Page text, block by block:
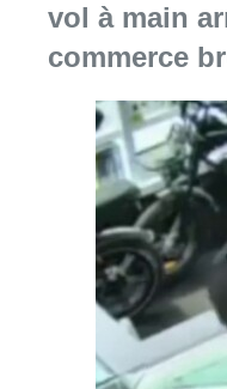
vol à main
commerce